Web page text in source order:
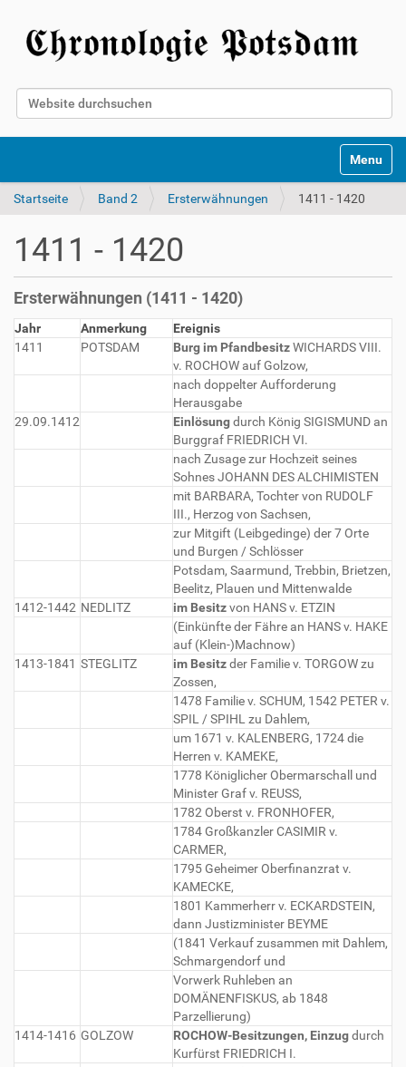
Website durchsuchen
Toggle
Startseite Band 2 Ersterwähnungen 1411 - 1420
1411 - 1420
Ersterwähnungen (1411 - 1420)
Jahr Anmerkung
Ereignis
1411
POTSDAM Burg im PfandbesitzWICHARDS VIII.
v. ROCHOW auf Golzow,
nach doppelter Aufforderung
Herausgabe
29.09.1412
Einlösungdurch König SIGISMUND an
Burggraf FRIEDRICH VI.
nach Zusage zur Hochzeit seines
Sohnes JOHANN DES ALCHIMISTEN
mit BARBARA, Tochter von RUDOLF
III., Herzog von Sachsen,
zur Mitgift (Leibgedinge) der 7 Orte
und Burgen / Schlösser
Potsdam, Saarmund, Trebbin, Brietzen,
Beelitz, Plauen und Mittenwalde
1412-1442 NEDLITZ im Besitzvon HANS v. ETZIN
(Einkünfte der Fähre an HANS v. HAKE
auf (Klein-)Machnow)
1413-1841 STEGLITZ im Besitzder Familie v. TORGOW zu
Zossen,
1478 Familie v. SCHUM, 1542 PETER v.
SPIL / SPIHL zu Dahlem,
um 1671 v. KALENBERG, 1724 die
Herren v. KAMEKE,
1778 Königlicher Obermarschall und
Minister Graf v. REUSS,
1782 Oberst v. FRONHOFER,
1784 Großkanzler CASIMIR v.
CARMER,
1795 Geheimer Oberfinanzrat v.
KAMECKE,
1801 Kammerherr v. ECKARDSTEIN,
dann Justizminister BEYME
(1841 Verkauf zusammen mit Dahlem,
Schmargendorf und
Vorwerk Ruhleben an
DOMÄNENFISKUS, ab 1848
Parzellierung)
1414-1416 GOLZOW ROCHOW-Besitzungen, Einzugdurch
Kurfürst FRIEDRICH I.